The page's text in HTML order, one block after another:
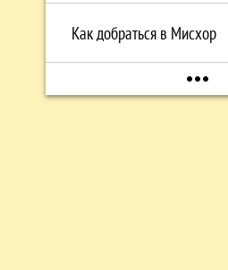
Как добраться в Мисхор
more_horiz